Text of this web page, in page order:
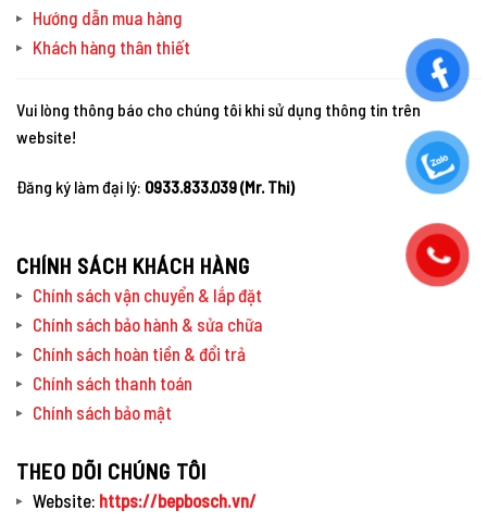
Hướng dẫn mua hàng
Khách hàng thân thiết
Vui lòng thông báo cho chúng tôi khi sử dụng thông tin trên
website!
Đăng ký làm đại lý: 0933.833.039 (Mr. Thi)
CHÍNH SÁCH KHÁCH HÀNG
Chính sách vận chuyển & lắp đặt
Chính sách bảo hành & sửa chữa
Chính sách hoàn tiền & đổi trả
Chính sách thanh toán
Chính sách bảo mật
THEO DÕI CHÚNG TÔI
Website: https://bepbosch.vn/